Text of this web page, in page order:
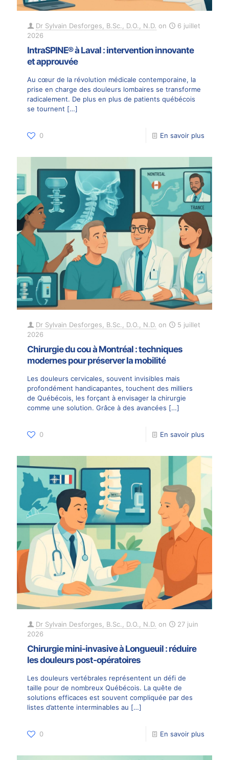
Dr Sylvain Desforges, B.Sc., D.O., N.D. on
6 juillet
2026
IntraSPINE® à Laval : intervention innovante
et approuvée
Au cœur de la révolution médicale contemporaine, la
prise en charge des douleurs lombaires se transforme
radicalement. De plus en plus de patients québécois
se tournent […]
0 En savoir plus
Dr Sylvain Desforges, B.Sc., D.O., N.D. on
5 juillet
2026
Chirurgie du cou à Montréal : techniques
modernes pour préserver la mobilité
Les douleurs cervicales, souvent invisibles mais
profondément handicapantes, touchent des milliers
de Québécois, les forçant à envisager la chirurgie
comme une solution. Grâce à des avancées […]
0 En savoir plus
Dr Sylvain Desforges, B.Sc., D.O., N.D. on
27 juin
2026
Chirurgie mini-invasive à Longueuil : réduire
les douleurs post-opératoires
Les douleurs vertébrales représentent un défi de
taille pour de nombreux Québécois. La quête de
solutions efficaces est souvent compliquée par des
listes d’attente interminables au […]
0 En savoir plus